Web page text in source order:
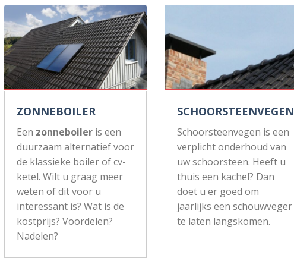
ZONNEBOILER
Een zonneboiler is een
duurzaam alternatief voor
de klassieke boiler of cv-
ketel. Wilt u graag meer
weten of dit voor u
interessant is? Wat is de
kostprijs? Voordelen?
Nadelen?
SCHOORSTEENVEGEN
Schoorsteenvegen is een
verplicht onderhoud van
uw schoorsteen. Heeft u
thuis een kachel? Dan
doet u er goed om
jaarlijks een schouwveger
te laten langskomen.